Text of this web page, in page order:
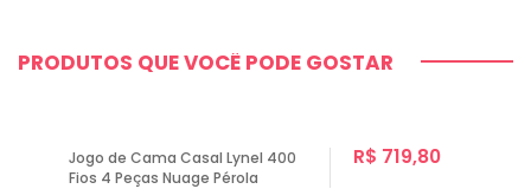
PRODUTOS QUE VOCÊ PODE GOSTAR
Jogo de Cama Casal Lynel 400
Fios 4 Peças Nuage Pérola
R$ 719,80